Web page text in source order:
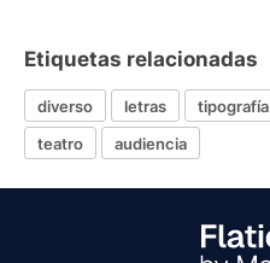
Etiquetas relacionadas
diverso letras tipografía
teatro
audiencia